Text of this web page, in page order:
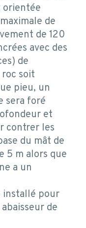
orientée
de
de 120
avec des
de
roc soit
pieu, un
sera foré
et
contrer les
du mât de
5 m alors que
a un
installé pour
de